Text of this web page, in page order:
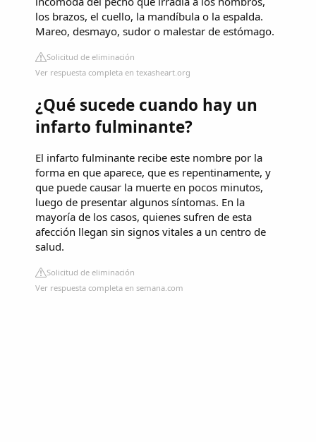
los brazos, el cuello, la mandíbula o la espalda.
Mareo, desmayo, sudor o malestar de estómago.
Solicitud de eliminación
Ver respuesta completa en texasheart.org
¿Qué sucede cuando hay un
infarto fulminante?
El infarto fulminante recibe este nombre por la
forma en que aparece, que es repentinamente, y
que puede causar la muerte en pocos minutos,
luego de presentar algunos síntomas. En la
mayoría de los casos, quienes sufren de esta
afección llegan sin signos vitales a un centro de
salud.
Solicitud de eliminación
Ver respuesta completa en semana.com